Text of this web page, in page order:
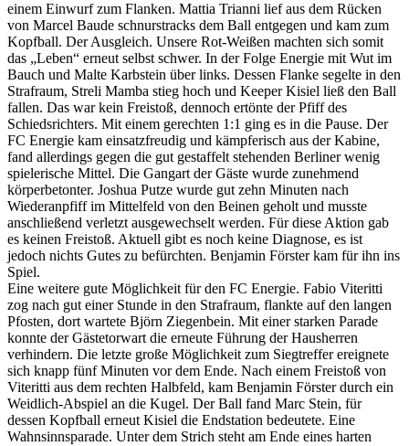
einem Einwurf zum Flanken. Mattia Trianni lief aus dem Rücken
von Marcel Baude schnurstracks dem Ball entgegen und kam zum
Kopfball. Der Ausgleich. Unsere Rot-Weißen machten sich somit
das „Leben“ erneut selbst schwer. In der Folge Energie mit Wut im
Bauch und Malte Karbstein über links. Dessen Flanke segelte in den
Strafraum, Streli Mamba stieg hoch und Keeper Kisiel ließ den Ball
fallen. Das war kein Freistoß, dennoch ertönte der Pfiff des
Schiedsrichters. Mit einem gerechten 1:1 ging es in die Pause. Der
FC Energie kam einsatzfreudig und kämpferisch aus der Kabine,
fand allerdings gegen die gut gestaffelt stehenden Berliner wenig
spielerische Mittel. Die Gangart der Gäste wurde zunehmend
körperbetonter. Joshua Putze wurde gut zehn Minuten nach
Wiederanpfiff im Mittelfeld von den Beinen geholt und musste
anschließend verletzt ausgewechselt werden. Für diese Aktion gab
es keinen Freistoß. Aktuell gibt es noch keine Diagnose, es ist
jedoch nichts Gutes zu befürchten. Benjamin Förster kam für ihn ins
Spiel.
Eine weitere gute Möglichkeit für den FC Energie. Fabio Viteritti
zog nach gut einer Stunde in den Strafraum, flankte auf den langen
Pfosten, dort wartete Björn Ziegenbein. Mit einer starken Parade
konnte der Gästetorwart die erneute Führung der Hausherren
verhindern. Die letzte große Möglichkeit zum Siegtreffer ereignete
sich knapp fünf Minuten vor dem Ende. Nach einem Freistoß von
Viteritti aus dem rechten Halbfeld, kam Benjamin Förster durch ein
Weidlich-Abspiel an die Kugel. Der Ball fand Marc Stein, für
dessen Kopfball erneut Kisiel die Endstation bedeutete. Eine
Wahnsinnsparade. Unter dem Strich steht am Ende eines harten